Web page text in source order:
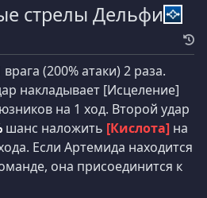
стрелы Дельфи
врага (200% атаки) 2 раза.
накладывает [Исцеление]
на 1 ход. Второй удар
шанс наложить [Кислота] на
Если Артемида находится
она присоединится к